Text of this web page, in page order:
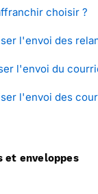
choisir ?
l'envoi des
l'envoi du
l'envoi des
et enveloppes